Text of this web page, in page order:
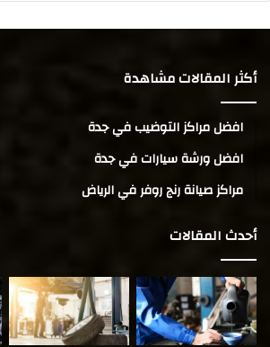
أكثر المقالات مشاهدة
افضل مراكز التوضيب في جدة
افضل ورشة سيارات في جدة
مراكز صيانة رنج روفر في الرياض
أحدث المقالات